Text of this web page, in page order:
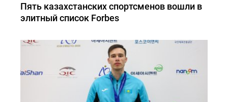
Пять казахстанских спортсменов вошли в
элитный список Forbes